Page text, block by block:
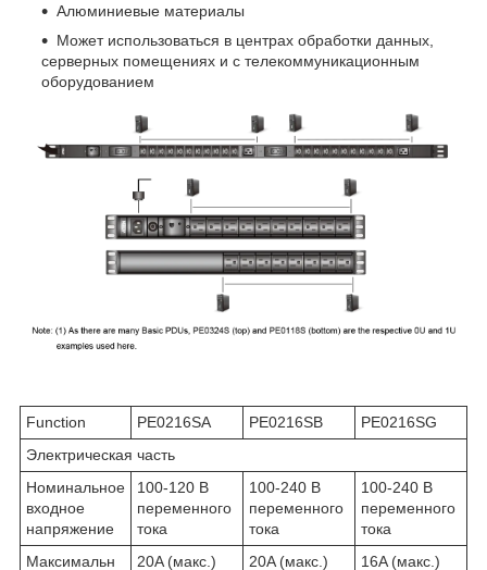
Алюминиевые материалы
Может использоваться в центрах обработки данных,
серверных помещениях и с телекоммуникационным
оборудованием
Function PE0216SA PE0216SB
PE0216SG
Электрическая часть
Номинальное
входное
напряжение
100-120 В
переменного
тока
100-240 В
переменного
тока
100-240 В
переменного
тока
Максимальн
20A (макс.)
20A (макс.)
16A (макс.)